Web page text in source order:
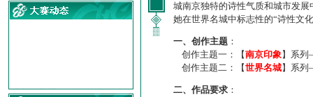
·【诗意·名城】地铁展示作...
城南京独特的诗性气质和城市发
她在世界名城中标志性的“诗性文
一、创作主题 ：
创作主题一：【南京印象】系
创作主题二：【世界名城】系
二、作品要求 ：